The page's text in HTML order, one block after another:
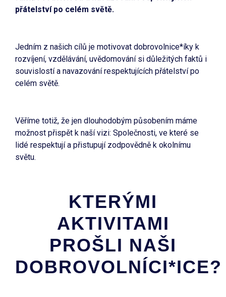
přátelství po celém světě.
Jedním z našich cílů je motivovat dobrovolnice*íky k
rozvíjení, vzdělávání, uvědomování si důležitých faktů i
souvislostí a navazování respektujících přátelství po
celém světě.
Věříme totiž, že jen dlouhodobým působením máme
možnost přispět k naší vizi: Společnosti, ve které se
lidé respektují a přistupují zodpovědně k okolnímu
světu.
KTERÝMI
AKTIVITAMI
PROŠLI NAŠI
DOBROVOLNÍCI*ICE?